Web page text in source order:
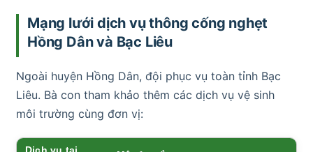
Mạng lưới dịch vụ thông cống nghẹt
Hồng Dân và Bạc Liêu
Ngoài huyện Hồng Dân, đội phục vụ toàn tỉnh Bạc
Liêu. Bà con tham khảo thêm các dịch vụ vệ sinh
môi trường cùng đơn vị:
Dịch vụ tại